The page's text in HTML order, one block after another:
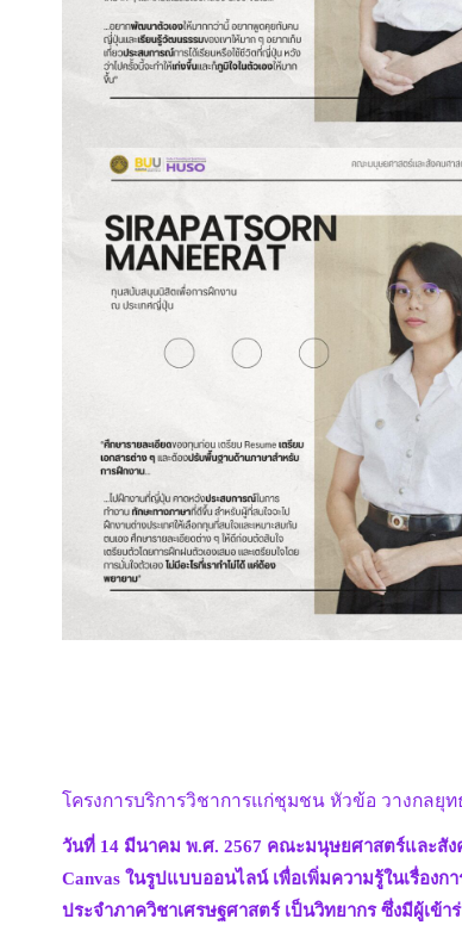
โครงการบริการวิชาการแก่ชุมชน หัวข้อ วางกลยุทธ์
วันที่ 14 มีนาคม พ.ศ. 2567 คณะมนุษยศาสตร์และสัง
Canvas ในรูปแบบออนไลน์ เพื่อเพิ่มความรู้ในเรื่อง
ประจำภาควิชาเศรษฐศาสตร์ เป็นวิทยากร ซึ่งมีผู้เ